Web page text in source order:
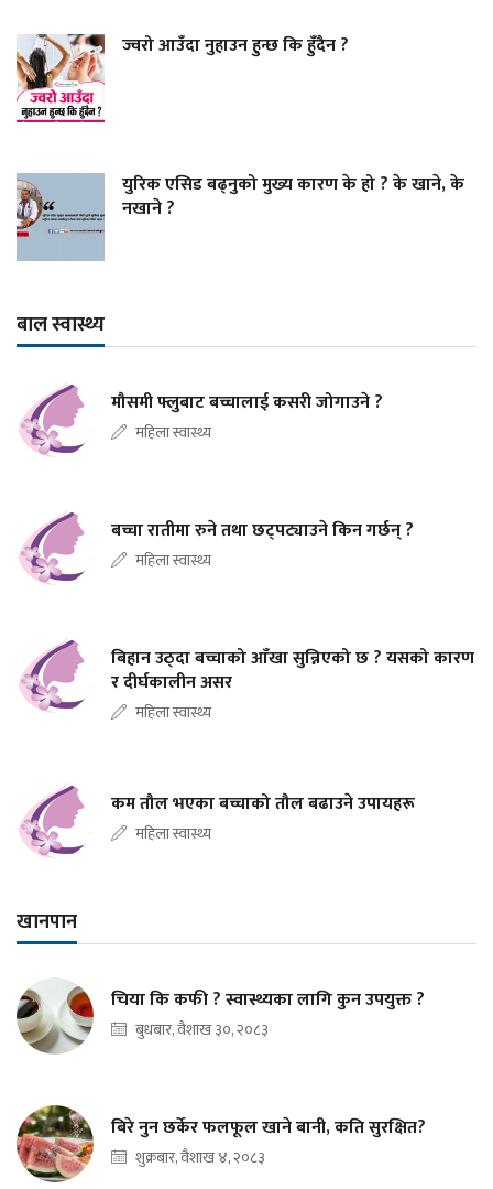
ज्वरो आउँदा नुहाउन हुन्छ कि हुँदैन ?
युरिक एसिड बढ्नुको मुख्य कारण के हो ? के खाने, के
नखाने ?
बाल स्वास्थ्य
मौसमी फ्लुबाट बच्चालाई कसरी जोगाउने ?
महिला स्वास्थ्य
बच्चा रातीमा रुने तथा छट्पट्याउने किन गर्छन् ?
महिला स्वास्थ्य
बिहान उठ्दा बच्चाको आँखा सुन्निएको छ ? यसको कारण
र दीर्घकालीन असर
महिला स्वास्थ्य
कम तौल भएका बच्चाको तौल बढाउने उपायहरू
महिला स्वास्थ्य
खानपान
चिया कि कफी ? स्वास्थ्यका लागि कुन उपयुक्त ?
बुधबार, वैशाख ३०, २०८३
बिरे नुन छर्केर फलफूल खाने बानी, कति सुरक्षित?
शुक्रबार, वैशाख ४, २०८३